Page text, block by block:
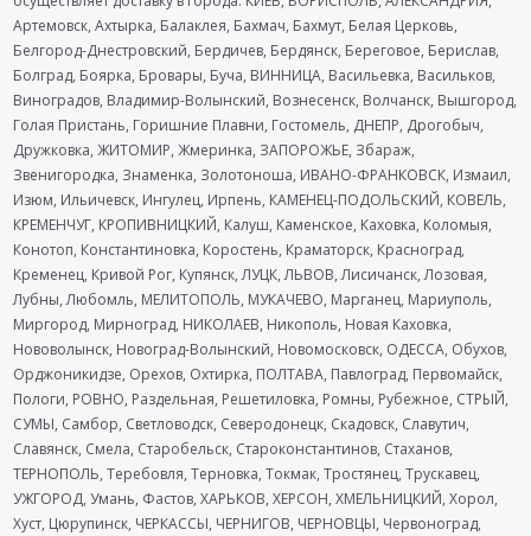
Артемовск, Ахтырка, Балаклея, Бахмач, Бахмут, Белая Церковь,
Белгород-Днестровский, Бердичев, Бердянск, Береговое, Берислав,
Болград, Боярка, Бровары, Буча, ВИННИЦА, Васильевка, Васильков,
Виноградов, Владимир-Волынский, Вознесенск, Волчанск, Вышгород,
Голая Пристань, Горишние Плавни, Гостомель, ДНЕПР, Дрогобыч,
Дружковка, ЖИТОМИР, Жмеринка, ЗАПОРОЖЬЕ, Збараж,
Звенигородка, Знаменка, Золотоноша, ИВАНО-ФРАНКОВСК, Измаил,
Изюм, Ильичевск, Ингулец, Ирпень, КАМЕНЕЦ-ПОДОЛЬСКИЙ, КОВЕЛЬ,
КРЕМЕНЧУГ, КРОПИВНИЦКИЙ, Калуш, Каменское, Каховка, Коломыя,
Конотоп, Константиновка, Коростень, Краматорск, Красноград,
Кременец, Кривой Рог, Купянск, ЛУЦК, ЛЬВОВ, Лисичанск, Лозовая,
Лубны, Любомль, МЕЛИТОПОЛЬ, МУКАЧЕВО, Марганец, Мариуполь,
Миргород, Мирноград, НИКОЛАЕВ, Никополь, Новая Каховка,
Нововолынск, Новоград-Волынский, Новомосковск, ОДЕССА, Обухов,
Орджоникидзе, Орехов, Охтирка, ПОЛТАВА, Павлоград, Первомайск,
Пологи, РОВНО, Раздельная, Решетиловка, Ромны, Рубежное, СТРЫЙ,
СУМЫ, Самбор, Светловодск, Северодонецк, Скадовск, Славутич,
Славянск, Смела, Старобельск, Староконстантинов, Стаханов,
ТЕРНОПОЛЬ, Теребовля, Терновка, Токмак, Тростянец, Трускавец,
УЖГОРОД, Умань, Фастов, ХАРЬКОВ, ХЕРСОН, ХМЕЛЬНИЦКИЙ, Хорол,
Хуст, Цюрупинск, ЧЕРКАССЫ, ЧЕРНИГОВ, ЧЕРНОВЦЫ, Червоноград,